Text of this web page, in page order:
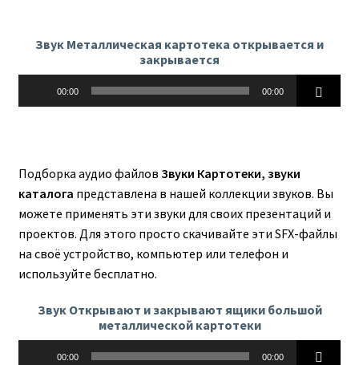
Звук Металлическая картотека открывается и
закрывается
00:00 00:00
Подборка аудио файлов Звуки Картотеки, звуки
каталога представлена в нашей коллекции звуков. Вы
можете применять эти звуки для своих презентаций и
проектов. Для этого просто скачивайте эти SFX-файлы
на своё устройство, компьютер или телефон и
используйте бесплатно.
Звук Открывают и закрывают ящики большой
металлической картотеки
00:00 00:00